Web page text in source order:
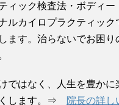
ィック検査法・ボディー
ルカイロプラクティック
ます。治らないでお困り
ではなく、人生を豊かに
くします。⇒
院長の詳し